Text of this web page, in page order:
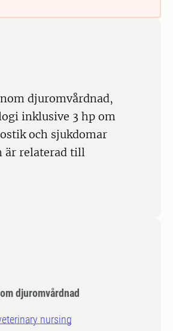
djuromvårdnad,
inklusive 3 hp om
och sjukdomar
är relaterad till
djuromvårdnad
nursing